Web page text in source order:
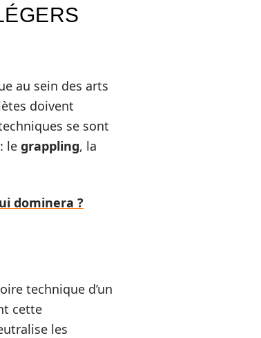
au sein des arts
doivent
se sont
le grappling, la
dominera ?
technique d’un
cette
les